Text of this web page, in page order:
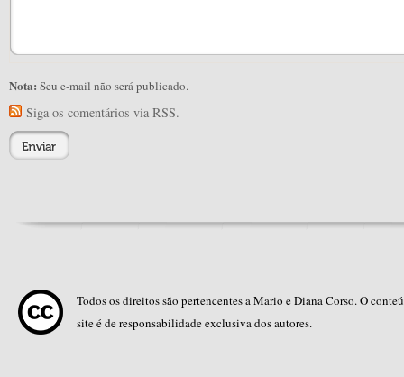
Nota: Seu e-mail não será publicado.
Siga os comentários via RSS.
Todos os direitos são pertencentes a Mario e Diana Corso. O
site é de responsabilidade exclusiva dos autores.